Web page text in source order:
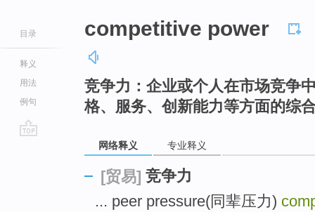
目录
释义
用法
例句
competitive power
竞争力：企业或个人在市场竞争
格、服务、创新能力等方面的综
网络释义 专业释义
[贸易] 竞争力
... peer pressure(同辈压力)